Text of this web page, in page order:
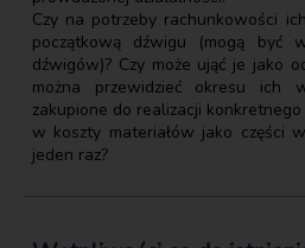
Czy na potrzeby rachunkowości
początkową dźwigu (mogą być
dźwigów)? Czy może ująć je jako
można przewidzieć okresu ich
zakupione do realizacji
w koszty materiałów jako części
jeden raz?